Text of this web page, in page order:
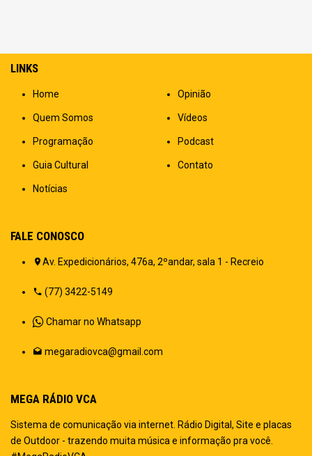
LINKS
Home
Quem Somos
Programação
Guia Cultural
Notícias
Opinião
Vídeos
Podcast
Contato
FALE CONOSCO
Av. Expedicionários, 476a, 2ºandar, sala 1 - Recreio
(77) 3422-5149
Chamar no Whatsapp
megaradiovca@gmail.com
MEGA RÁDIO VCA
Sistema de comunicação via internet. Rádio Digital, Site e placas
de Outdoor - trazendo muita música e informação pra você.